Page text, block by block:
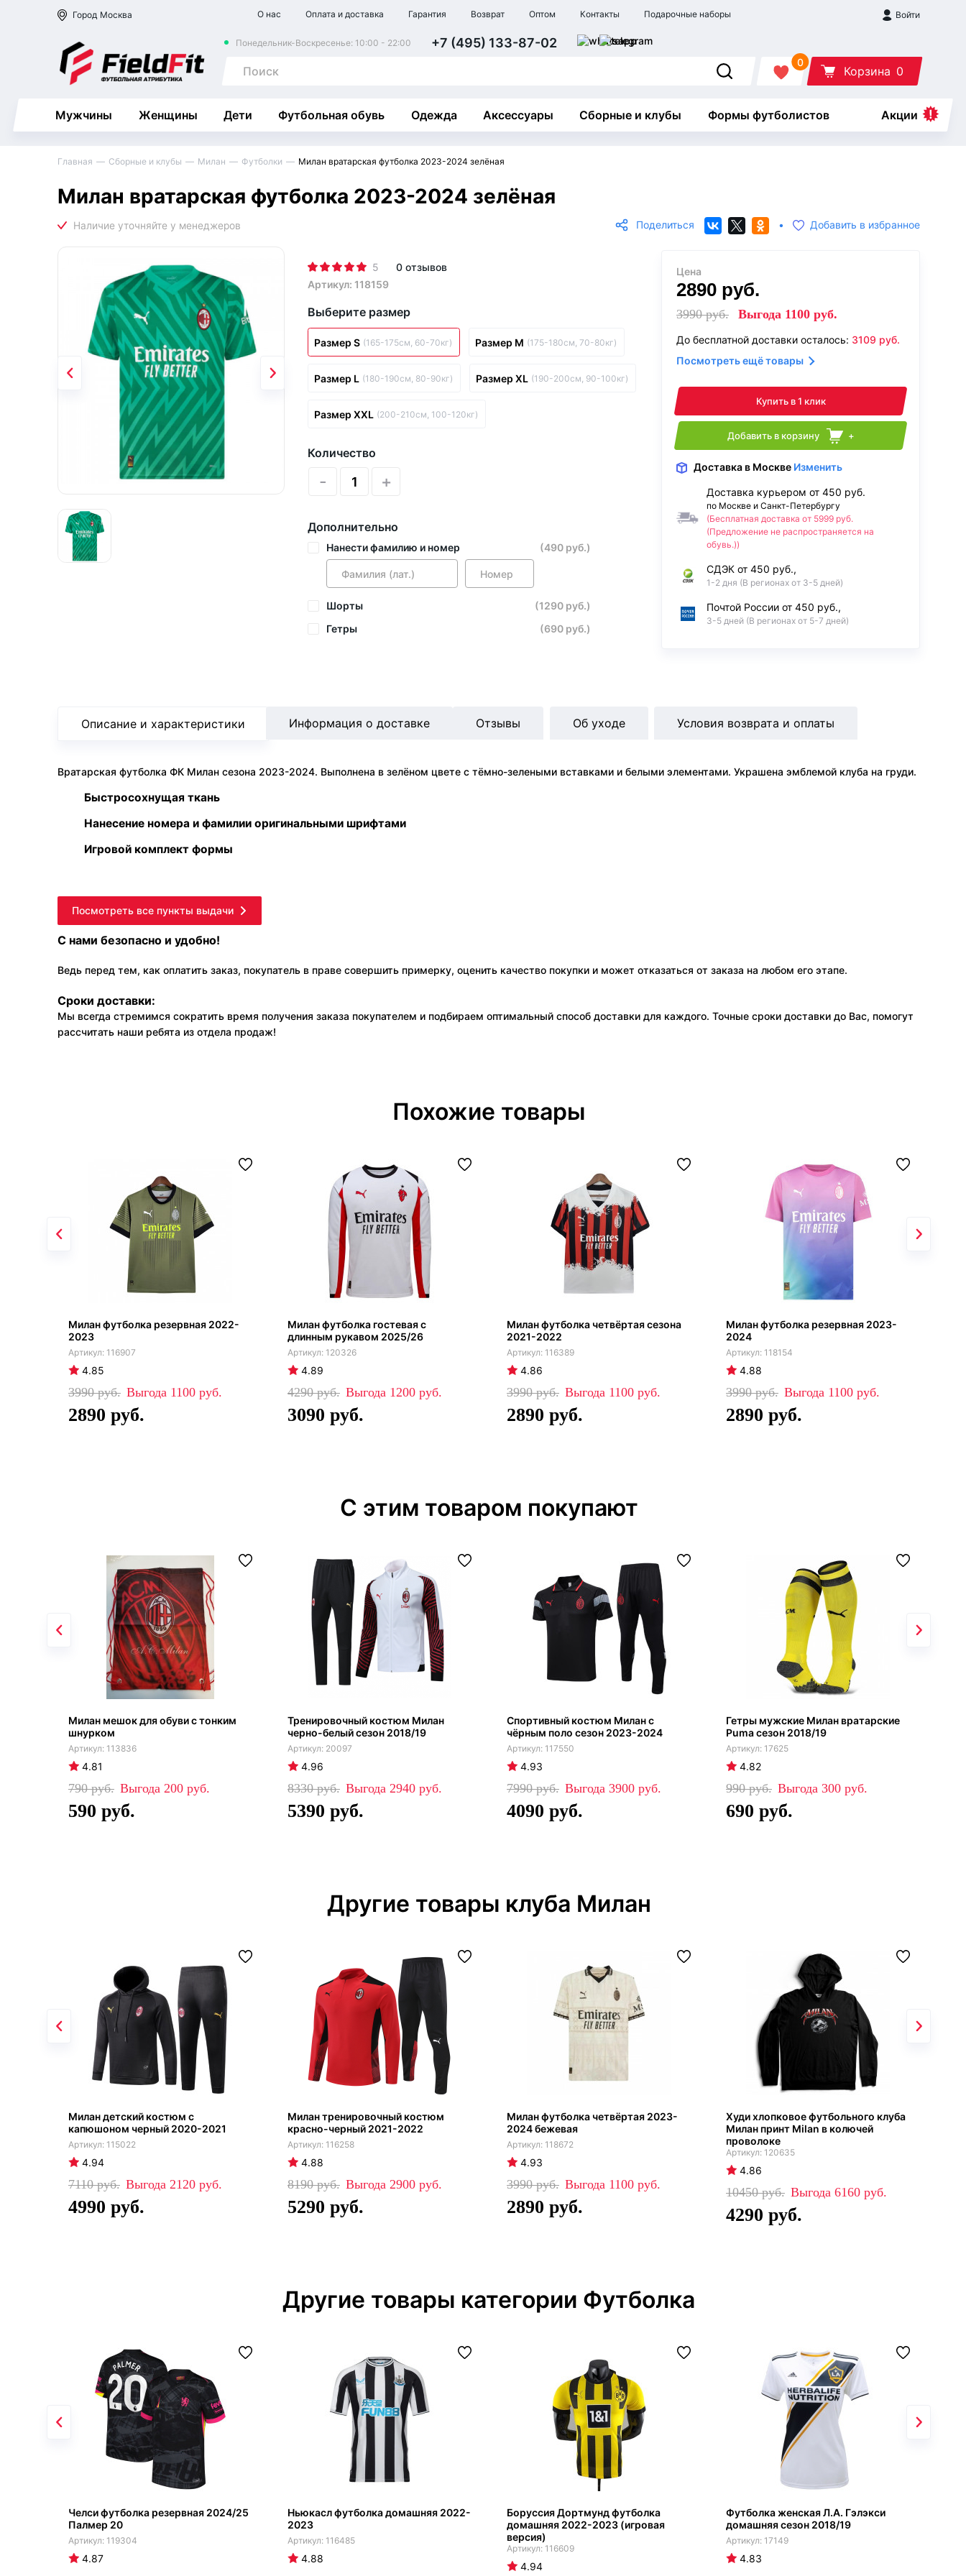
Город Москва О нас Оплата и доставка Гарантия Возврат Оптом Контакты Подарочные наборы Войти
Понедельник-Воскресенье: 10:00 - 22:00 +7 (495) 133-87-02
0
Корзина 0
Мужчины Женщины Дети Футбольная обувь Одежда Аксессуары Сборные и клубы Формы футболистов Акции
Главная Сборные и клубы Милан Футболки Милан вратарская футболка 2023-2024 зелёная
Милан вратарская футболка 2023-2024 зелёная
Поделиться • Добавить в избранное
5
0 отзывов
Артикул: 118159
Выберите размер
Размер S (165-175см, 60-70кг) Размер M (175-180см, 70-80кг)
Размер L (180-190см, 80-90кг) Размер XL (190-200см, 90-100кг)
Размер XXL (200-210см, 100-120кг)
Количество
- +
Дополнительно
Нанести фамилию и номер (490 руб.)
Шорты
(1290 руб.)
Гетры
(690 руб.)
Цена
2890 руб.
3990руб. Выгода 1100 руб.
До бесплатной доставки осталось: 3109 руб.
Посмотреть ещё товары
Купить в 1 клик
Добавить в корзину +
Доставка в Москве Изменить
Доставка курьером от 450 руб.
по Москве и Санкт-Петербургу
(Бесплатная доставка от 5999 руб.
(Предложение не распространяется на
обувь.))
СДЭК от 450 руб.,
1-2 дня (В регионах от 3-5 дней)
Почтой России от 450 руб.,
3-5 дней (В регионах от 5-7 дней)
Описание и характеристики
Вратарская футболка ФК Милан сезона 2023-2024. Выполнена в зелёном цвете с тёмно-зелеными вставками и белыми элементами. Украшена эмблемой клуба на груди.
Быстросохнущая ткань
Нанесение номера и фамилии оригинальными шрифтами
Игровой комплект формы
Информация о доставке Отзывы Об уходе Условия возврата и оплаты
Посмотреть все пункты выдачи
С нами безопасно и удобно!
Ведь перед тем, как оплатить заказ, покупатель в праве совершить примерку, оценить качество покупки и может отказаться от заказа на любом его этапе.
Сроки доставки:
Мы всегда стремимся сократить время получения заказа покупателем и подбираем оптимальный способ доставки для каждого. Точные сроки доставки до Вас, помогут
рассчитать наши ребята из отдела продаж!
Похожие товары
Милан футболка резервная 2022-
2023
116907
4.85
3990 1100
2890
Милан футболка гостевая с
длинным рукавом 2025/26
120326
4.89
4290 1200
3090
Милан футболка четвёртая сезона
2021-2022
116389
4.86
3990 1100
2890
Милан футболка резервная 2023-
2024
118154
4.88
3990 1100
2890
С этим товаром покупают
Милан мешок для обуви с тонким
шнурком
113836
4.81
790 200
590
Тренировочный костюм Милан
черно-белый сезон 2018/19
20097
4.96
8330 2940
5390
Спортивный костюм Милан с
чёрным поло сезон 2023-2024
117550
4.93
7990 3900
4090
Гетры мужские Милан вратарские
Puma сезон 2018/19
17625
4.82
990 300
690
Другие товары клуба Милан
Милан детский костюм с
капюшоном черный 2020-2021
115022
4.94
7110 2120
4990
Милан тренировочный костюм
красно-черный 2021-2022
116258
4.88
8190 2900
5290
Милан футболка четвёртая 2023-
2024 бежевая
118672
4.93
3990 1100
2890
Худи хлопковое футбольного клуба
Милан принт Milan в колючей
проволоке
120635
4.86
10450 6160
4290
Другие товары категории Футболка
Челси футболка резервная 2024/25
Палмер 20
119304
4.87
Ньюкасл футболка домашняя 2022-
2023
116485
4.88
Боруссия Дортмунд футболка
домашняя 2022-2023 (игровая
версия)
116609
4.94
Футболка женская Л.А. Гэлэкси
домашняя сезон 2018/19
17149
4.83